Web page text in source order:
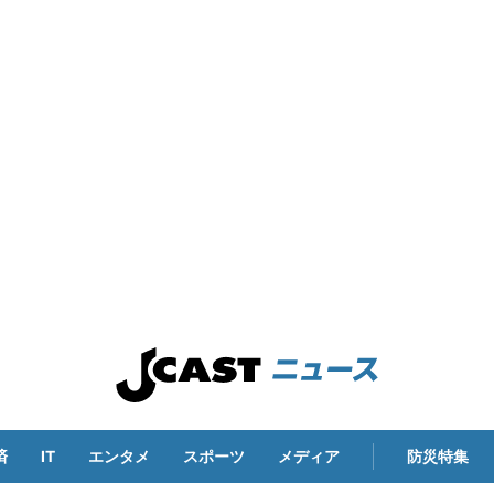
IT エンタメ スポーツ メディア 防災特集